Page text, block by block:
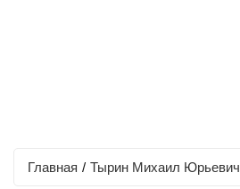
Главная / Тырин Михаил Юрьевич